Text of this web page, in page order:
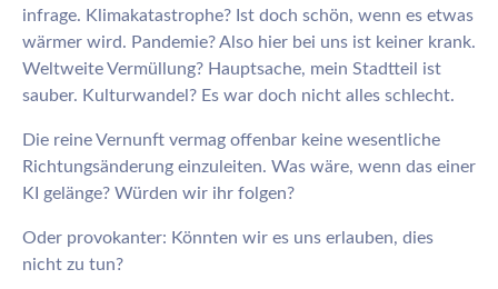
infrage. Klimakatastrophe? Ist doch schön, wenn es etwas
wärmer wird. Pandemie? Also hier bei uns ist keiner krank.
Weltweite Vermüllung? Hauptsache, mein Stadtteil ist
sauber. Kulturwandel? Es war doch nicht alles schlecht.
Die reine Vernunft vermag offenbar keine wesentliche
Richtungsänderung einzuleiten. Was wäre, wenn das einer
KI gelänge? Würden wir ihr folgen?
Oder provokanter: Könnten wir es uns erlauben, dies
nicht zu tun?